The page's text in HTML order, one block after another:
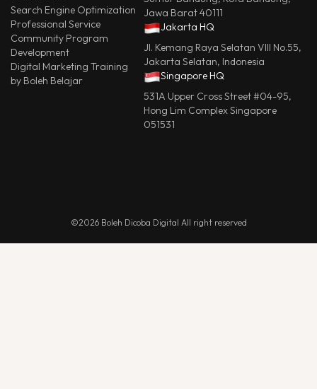
Search Engine Optimization
Professional Service
Community Program
Development
Digital Marketing Training
by Boleh Belajar
Jawa Barat 40111
Jakarta HQ
Jl. Kemang Raya Selatan VIII No.55,
Jakarta Selatan, Indonesia
Singapore HQ
531A Upper Cross Street #04-95,
Hong Lim Complex Singapore
051531
©2026 Boleh Dicoba Digital All right reserved